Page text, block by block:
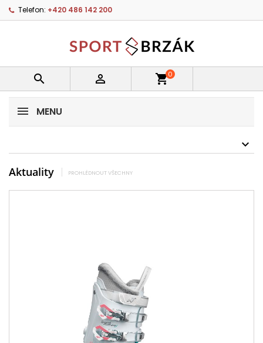
Telefon: +420 486 142 200
  shopping_cart0
MENU
Aktuality PROHLÉDNOUT VŠECHNY